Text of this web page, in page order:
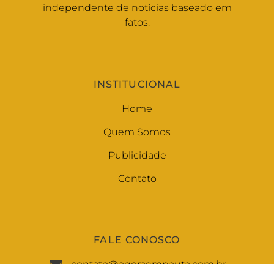
independente de notícias baseado em
fatos.
INSTITUCIONAL
Home
Quem Somos
Publicidade
Contato
FALE CONOSCO